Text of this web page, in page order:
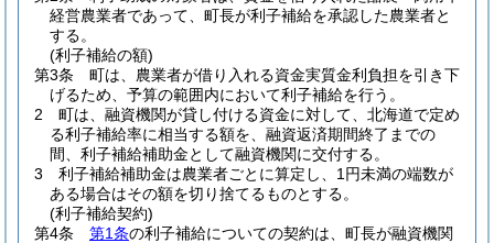
経営農業者であって、町長が利子補給を承認した農業者と
する。
(利子補給の額)
第3条
町は、農業者が借り入れる資金実質金利負担を引き下
げるため、予算の範囲内において利子補給を行う。
2
町は、融資機関が貸し付ける資金に対して、北海道で定め
る利子補給率に相当する額を、融資返済期間終了までの
間、利子補給補助金として融資機関に交付する。
3
利子補給補助金は農業者ごとに算定し、1円未満の端数が
ある場合はその額を切り捨てるものとする。
(利子補給契約)
第4条
第1条の利子補給についての契約は、町長が融資機関